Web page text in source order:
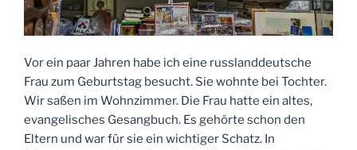
Vor ein paar Jahren habe ich eine russlanddeutsche
Frau zum Geburtstag besucht. Sie wohnte bei Tochter.
Wir saßen im Wohnzimmer. Die Frau hatte ein altes,
evangelisches Gesangbuch. Es gehörte schon den
Eltern und war für sie ein wichtiger Schatz. In